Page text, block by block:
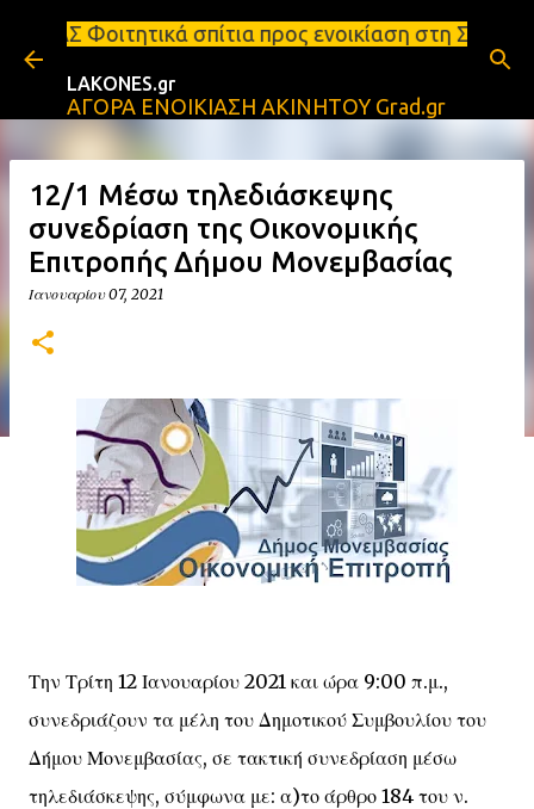
Μετάβαση στο κύριο περιεχόμενο
σπίτια προς ενοικίαση στη Σπάρτη
LAKONES.gr
ΑΓΟΡΑ ΕΝΟΙΚΙΑΣΗ ΑΚΙΝΗΤΟΥ Grad.gr
12/1 Μέσω τηλεδιάσκεψης
συνεδρίαση της Οικονομικής
Επιτροπής Δήμου Μονεμβασίας
Ιανουαρίου 07, 2021
Την Τρίτη 12 Ιανουαρίου 2021 και ώρα 9:00 π.μ.,
συνεδριάζουν τα μέλη του Δημοτικού Συμβουλίου του
Δήμου Μονεμβασίας, σε τακτική συνεδρίαση μέσω
τηλεδιάσκεψης, σύμφωνα με: α)το άρθρο 184 του ν.